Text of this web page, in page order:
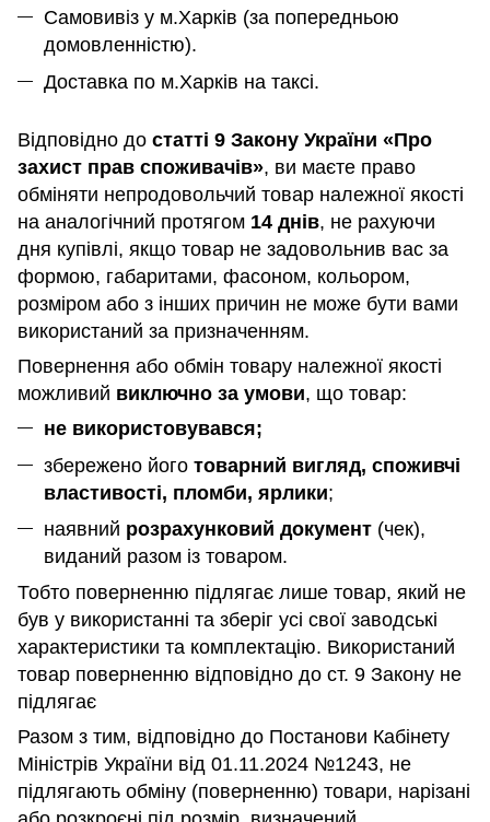
Самовивіз у м.Харків (за попередньою
домовленністю).
Доставка по м.Харків на таксі.
Відповідно до статті 9 Закону України «Про
захист прав споживачів», ви маєте право
обміняти непродовольчий товар належної якості
на аналогічний протягом 14 днів, не рахуючи
дня купівлі, якщо товар не задовольнив вас за
формою, габаритами, фасоном, кольором,
розміром або з інших причин не може бути вами
використаний за призначенням.
Повернення або обмін товару належної якості
можливий виключно за умови, що товар:
не використовувався;
збережено його товарний вигляд, споживчі
властивості, пломби, ярлики;
наявний розрахунковий документ (чек),
виданий разом із товаром.
Тобто поверненню підлягає лише товар, який не
був у використанні та зберіг усі свої заводські
характеристики та комплектацію. Використаний
товар поверненню відповідно до ст. 9 Закону не
підлягає
Разом з тим, відповідно до Постанови Кабінету
Міністрів України від 01.11.2024 №1243, не
підлягають обміну (поверненню) товари, нарізані